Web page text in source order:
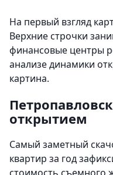
На первый взгляд
Верхние строчки
финансовые центры
анализе динамики
картина.
открытием
Самый заметный
квартир за год